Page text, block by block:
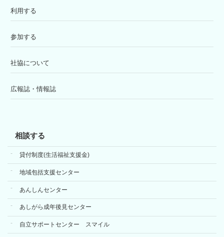
利用する
参加する
社協について
広報誌・情報誌
相談する
貸付制度(生活福祉支援金)
地域包括支援センター
あんしんセンター
あしがら成年後見センター
自立サポートセンター スマイル